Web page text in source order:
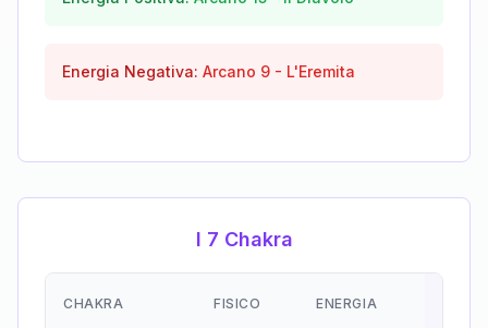
Energia Negativa: Arcano 9 - L'Eremita
I 7 Chakra
CHAKRA FISICO ENERGIA